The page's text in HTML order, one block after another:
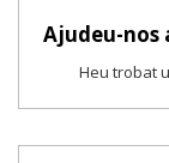
Ajudeu-nos
Heu trobat